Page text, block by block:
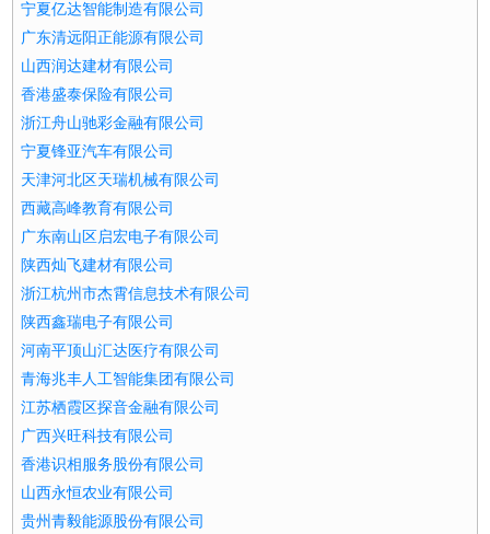
宁夏亿达智能制造有限公司
广东清远阳正能源有限公司
山西润达建材有限公司
香港盛泰保险有限公司
浙江舟山驰彩金融有限公司
宁夏锋亚汽车有限公司
天津河北区天瑞机械有限公司
西藏高峰教育有限公司
广东南山区启宏电子有限公司
陕西灿飞建材有限公司
浙江杭州市杰霄信息技术有限公司
陕西鑫瑞电子有限公司
河南平顶山汇达医疗有限公司
青海兆丰人工智能集团有限公司
江苏栖霞区探音金融有限公司
广西兴旺科技有限公司
香港识相服务股份有限公司
山西永恒农业有限公司
贵州青毅能源股份有限公司